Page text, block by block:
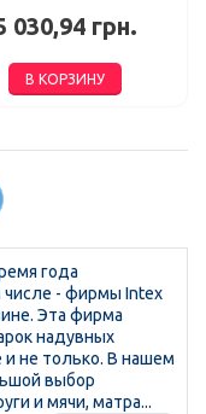
030,94 грн.
В КОРЗИНУ
года
числе - фирмы Intex
Эта фирма
надувных
не только. В нашем
выбор
и мячи, матра...